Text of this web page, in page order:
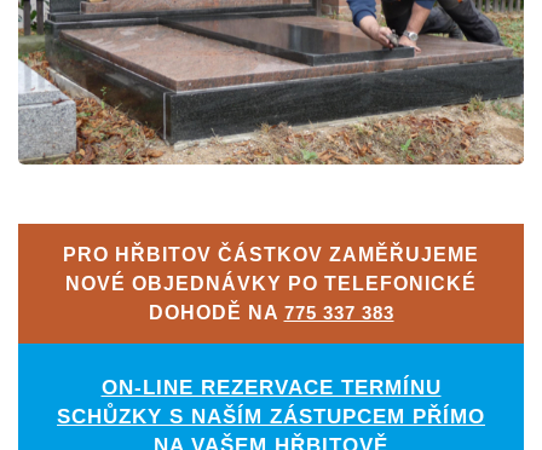
PRO HŘBITOV ČÁSTKOV ZAMĚŘUJEME
NOVÉ OBJEDNÁVKY PO TELEFONICKÉ
DOHODĚ NA 775 337 383
ON-LINE REZERVACE TERMÍNU
SCHŮZKY S NAŠÍM ZÁSTUPCEM PŘÍMO